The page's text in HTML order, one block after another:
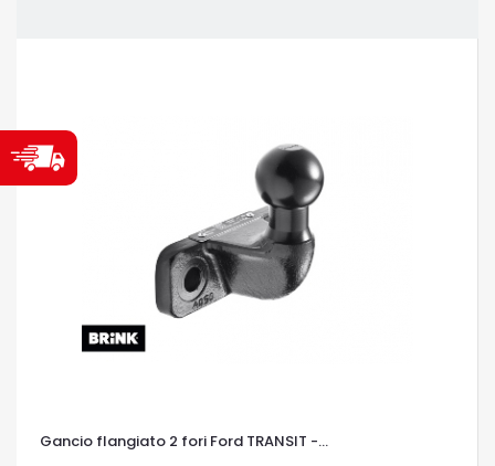
Gancio flangiato 2 fori Ford TRANSIT -...